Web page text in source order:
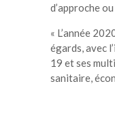
d’approche
« L’année
égards, avec
19 et ses
sanitaire,